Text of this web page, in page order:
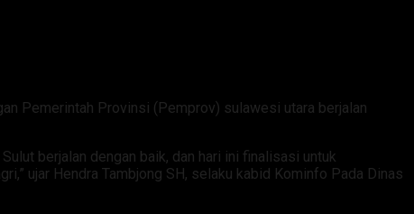
Pemerintah Provinsi (Pemprov) sulawesi utara berjalan
berjalan dengan baik, dan hari ini finalisasi untuk
ujar Hendra Tambjong SH, selaku kabid Kominfo Pada Dinas